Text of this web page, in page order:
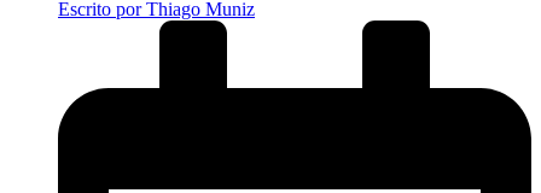
Escrito porThiago Muniz